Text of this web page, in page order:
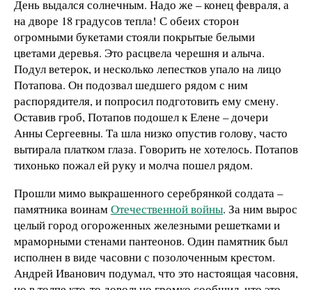
День выдался солнечным. Надо же – конец февраля, а
на дворе 18 градусов тепла! С обеих сторон
огромными букетами стояли покрытые белыми
цветами деревья. Это расцвела черешня и алыча.
Подул ветерок, и несколько лепестков упало на лицо
Потапова. Он подозвал шедшего рядом с ним
распорядителя, и попросил подготовить ему смену.
Оставив гроб, Потапов подошел к Елене – дочери
Анны Сергеевны. Та шла низко опустив голову, часто
вытирала платком глаза. Говорить не хотелось. Потапов
тихонько пожал ей руку и молча пошел рядом.
Прошли мимо выкрашенного серебрянкой солдата –
памятника воинамОтечественной войны. За ним вырос
целый город огороженных железными решетками и
мраморными стенами пантеонов. Один памятник был
исполнен в виде часовни с позолоченным крестом.
Андрей Иванович подумал, что это настоящая часовня,